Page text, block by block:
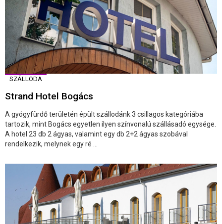
SZÁLLODA
Strand Hotel Bogács
A gyógyfürdő területén épült szállodánk 3 csillagos kategóriába
tartozik, mint Bogács egyetlen ilyen színvonalú szállásadó egysége.
A hotel 23 db 2 ágyas, valamint egy db 2+2 ágyas szobával
rendelkezik, melynek egy ré ...